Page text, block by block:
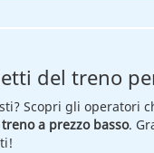
del treno
Scopri gli operatori
a prezzo basso.